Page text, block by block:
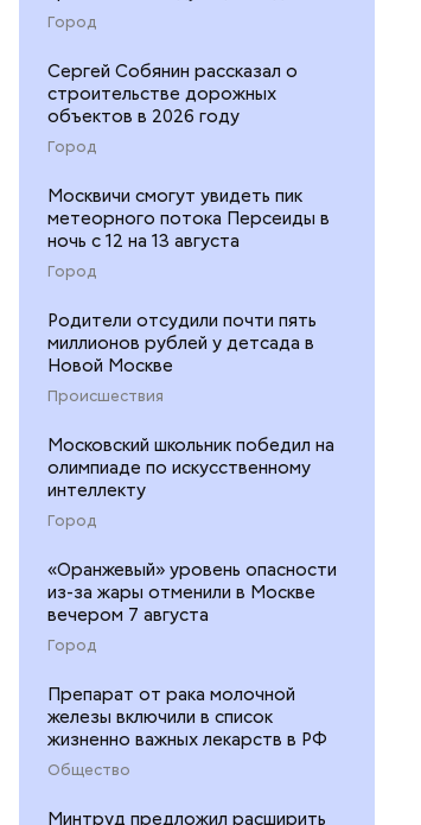
Город
Сергей Собянин рассказал о
строительстве дорожных
объектов в 2026 году
Город
Москвичи смогут увидеть пик
метеорного потока Персеиды в
ночь с 12 на 13 августа
Город
Родители отсудили почти пять
миллионов рублей у детсада в
Новой Москве
Происшествия
Московский школьник победил на
олимпиаде по искусственному
интеллекту
Город
«Оранжевый» уровень опасности
из-за жары отменили в Москве
вечером 7 августа
Город
Препарат от рака молочной
железы включили в список
жизненно важных лекарств в РФ
Общество
Минтруд предложил расширить